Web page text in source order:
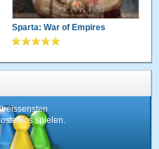
Sparta: War of Empires
spielen.